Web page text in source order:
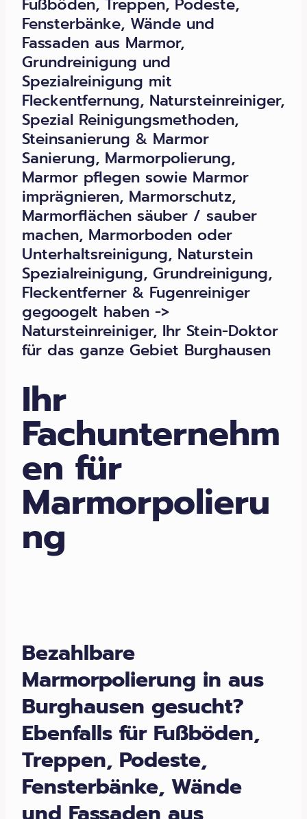
Fensterbänke, Wände und
Fassaden aus Marmor,
Grundreinigung und
Spezialreinigung mit
Fleckentfernung, Natursteinreiniger,
Spezial Reinigungsmethoden,
Steinsanierung & Marmor
Sanierung, Marmorpolierung,
Marmor pflegen sowie Marmor
imprägnieren, Marmorschutz,
Marmorflächen säuber / sauber
machen, Marmorboden oder
Unterhaltsreinigung, Naturstein
Spezialreinigung, Grundreinigung,
Fleckentferner & Fugenreiniger
gegoogelt haben ->
Natursteinreiniger, Ihr Stein-Doktor
für das ganze Gebiet Burghausen
Ihr
Fachunternehm
en für
Marmorpolieru
ng
Bezahlbare
Marmorpolierung in aus
Burghausen gesucht?
Ebenfalls für Fußböden,
Treppen, Podeste,
Fensterbänke, Wände